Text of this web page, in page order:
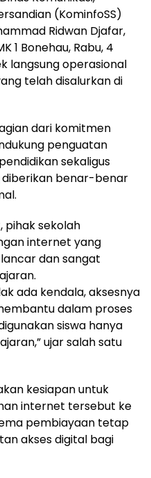
(KominfoSS)
Ridwan Djafar,
1 Bonehau, Rabu, 4
langsung operasional
telah disalurkan di
dari komitmen
penguatan
sekaligus
benar-benar
pihak sekolah
internet yang
dan sangat
ada kendala, aksesnya
dalam proses
siswa hanya
ujar salah satu
kesiapan untuk
internet tersebut ke
pembiayaan tetap
akses digital bagi